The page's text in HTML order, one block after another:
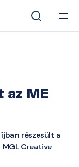
az ME
részesült a
MGL Creative